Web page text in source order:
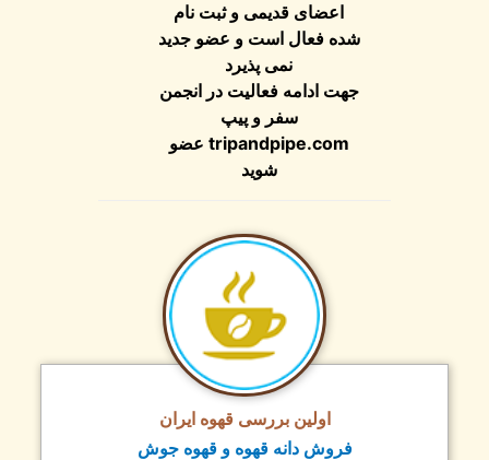
اعضای قدیمی و ثبت نام
شده فعال است و عضو جدید
نمی پذیرد
جهت ادامه فعالیت در انجمن
سفر و پیپ
tripandpipe.comعضو
شوید
اولین بررسی قهوه ایران
فروش دانه قهوه و قهوه جوش